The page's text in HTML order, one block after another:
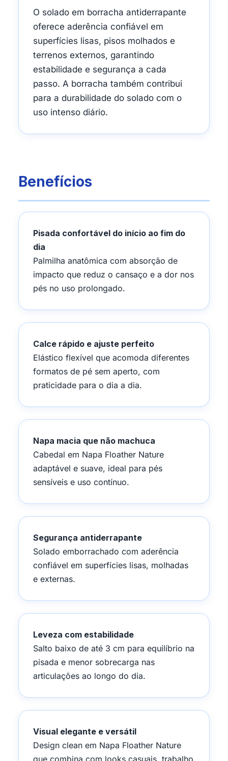
O solado em borracha antiderrapante
oferece aderência confiável em
superfícies lisas, pisos molhados e
terrenos externos, garantindo
estabilidade e segurança a cada
passo. A borracha também contribui
para a durabilidade do solado com o
uso intenso diário.
Benefícios
Pisada confortável do início ao fim do
dia
Palmilha anatômica com absorção de
impacto que reduz o cansaço e a dor nos
pés no uso prolongado.
Calce rápido e ajuste perfeito
Elástico flexível que acomoda diferentes
formatos de pé sem aperto, com
praticidade para o dia a dia.
Napa macia que não machuca
Cabedal em Napa Floather Nature
adaptável e suave, ideal para pés
sensíveis e uso contínuo.
Segurança antiderrapante
Solado emborrachado com aderência
confiável em superfícies lisas, molhadas
e externas.
Leveza com estabilidade
Salto baixo de até 3 cm para equilíbrio na
pisada e menor sobrecarga nas
articulações ao longo do dia.
Visual elegante e versátil
Design clean em Napa Floather Nature
que combina com looks casuais, trabalho